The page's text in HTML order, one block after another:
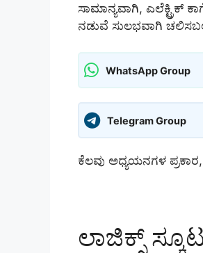
ಸಾಮಾನ್ಯವಾಗಿ, ಎಲೆಕ್ಟ್ರಿಕ್
ನಡುವೆ ಸುಲಭವಾಗಿ
WhatsApp Group
Telegram Group
ಕೆಲವು ಅಧ್ಯಯನಗಳ
ಲಾಜಿಕ್ಸ್